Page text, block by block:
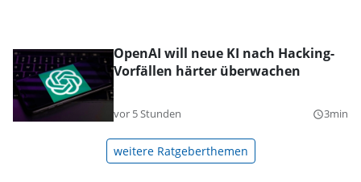
OpenAI will neue KI nach Hacking-
Vorfällen härter überwachen
vor 5 Stunden query_builder3min
weitere Ratgeberthemen